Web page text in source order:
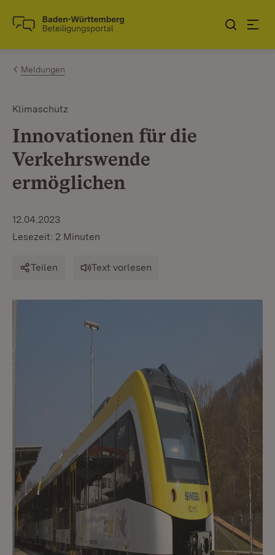
Zum Inhalt springen
Link zur Startseite
Meldungen
Klimaschutz
Innovationen für die
Verkehrswende
ermöglichen
12.04.2023
Lesezeit: 2 Minuten
Teilen Text vorlesen